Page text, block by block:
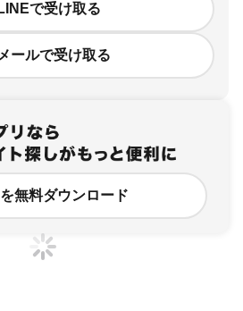
LINEで受け取る
メールで受け取る
無料ダウンロード